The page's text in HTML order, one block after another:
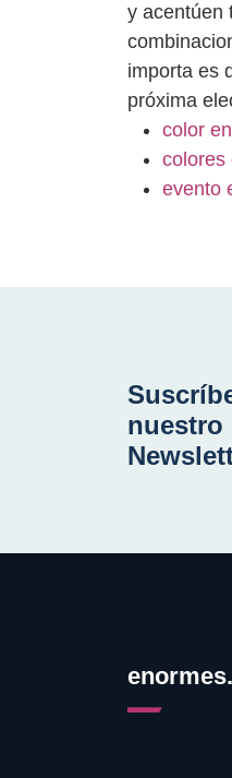
y acentúen
importa es
próxima
color
colores
evento
nuestro